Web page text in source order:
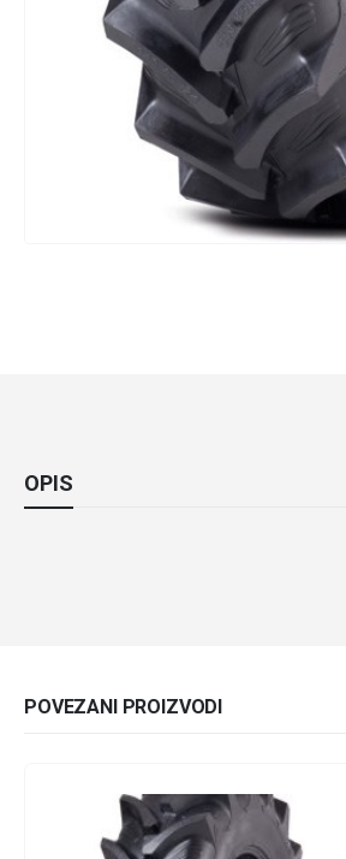
OPIS
POVEZANI PROIZVODI